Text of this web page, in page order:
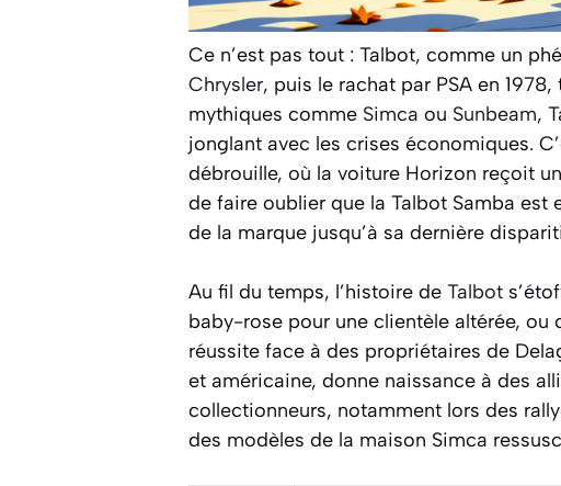
Ce n’est pas tout : Talbot, comme un
Chrysler, puis le rachat par PSA en
mythiques comme Simca ou Sunbeam,
jonglant avec les crises économiques.
débrouille, où la voiture Horizon reçoit
de faire oublier que la Talbot Samba est
de la marque jusqu’à sa dernière
Au fil du temps, l’histoire de Talbot
baby-rose pour une clientèle altérée,
réussite face à des propriétaires de
et américaine, donne naissance à des
collectionneurs, notamment lors des
des modèles de la maison Simca